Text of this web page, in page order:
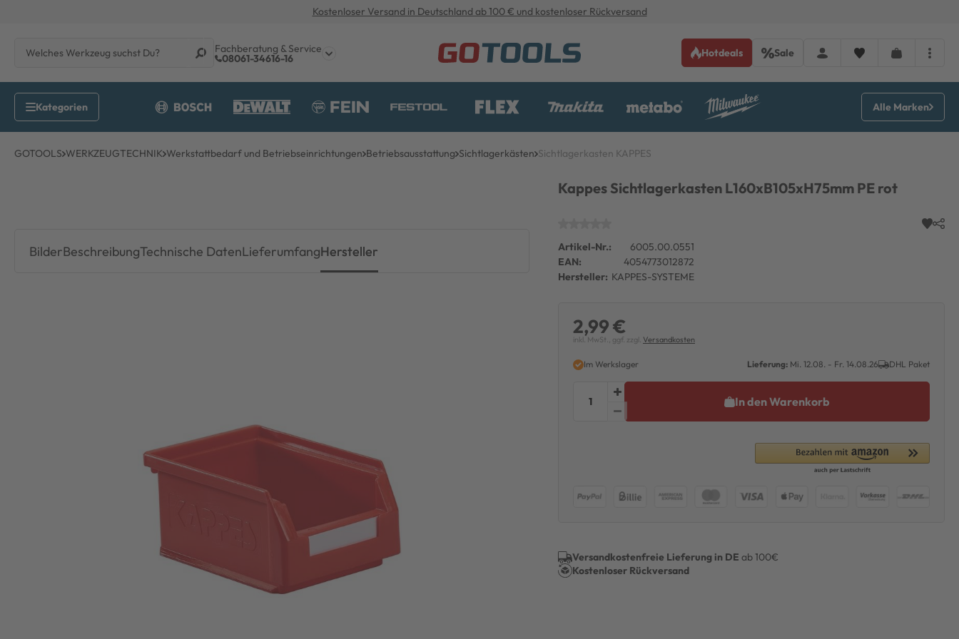
Kostenloser Versand in Deutschland ab 100 € und kostenloser Rückversand
Fachberatung & Service
08061-34616-16 Hotdeals Sale
Alle Marken
GOTOOLS WERKZEUGTECHNIK Werkstattbedarf und Betriebseinrichtungen Betriebsausstattung Sichtlagerkästen Sichtlagerkasten KAPPES
BilderBeschreibungTechnische DatenLieferumfangHersteller
Kappes Sichtlagerkasten L160xB105xH75mm PE rot
Artikel-Nr.:
6005.00.0551
EAN:
4054773012872
Hersteller: KAPPES-SYSTEME
2,99 €
inkl. MwSt., ggf. zzgl. Versandkosten
Im Werkslager Lieferung: Mi. 12.08. - Fr. 14.08.26 DHL Paket
In den Warenkorb
Versandkostenfreie Lieferung in DE ab 100€
Kostenloser Rückversand